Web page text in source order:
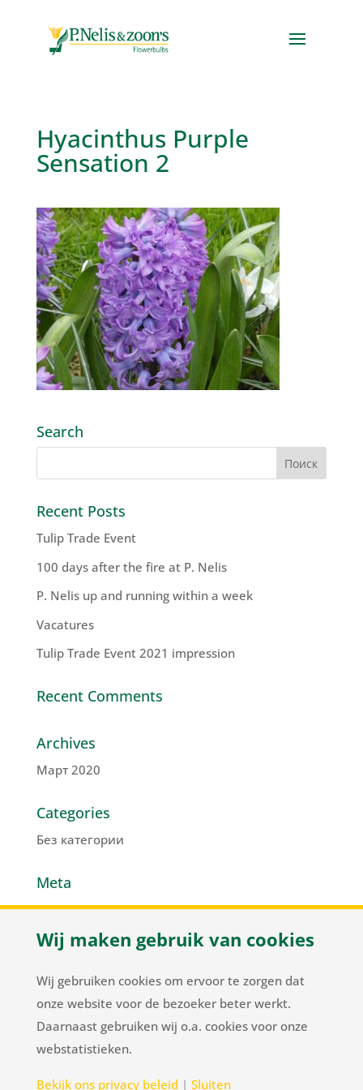
Hyacinthus Purple
Sensation 2
Search
Recent Posts
Tulip Trade Event
100 days after the fire at P. Nelis
P. Nelis up and running within a week
Vacatures
Tulip Trade Event 2021 impression
Recent Comments
Archives
Март 2020
Categories
Без категории
Meta
Войти
Лента записей
WordPress.org
Wij maken gebruik van cookies
Wij gebruiken cookies om ervoor te zorgen dat
onze website voor de bezoeker beter werkt.
Daarnaast gebruiken wij o.a. cookies voor onze
webstatistieken.
Bekijk ons privacy beleid | Sluiten